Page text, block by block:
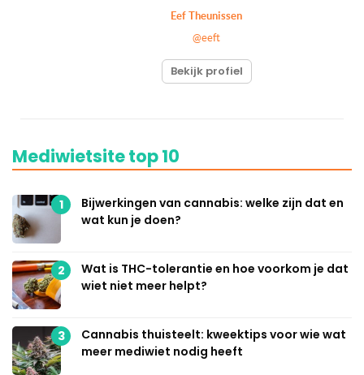
Eef Theunissen
@eeft
Bekijk profiel
Mediwietsite top 10
1
Bijwerkingen van cannabis: welke zijn dat en
wat kun je doen?
2
Wat is THC-tolerantie en hoe voorkom je dat
wiet niet meer helpt?
3
Cannabis thuisteelt: kweektips voor wie wat
meer mediwiet nodig heeft